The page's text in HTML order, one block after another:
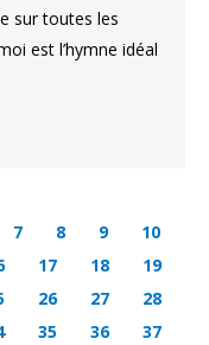
sur toutes les
est l’hymne idéal
7 8 9
10
17 18
19
26 27
28
35 36
37